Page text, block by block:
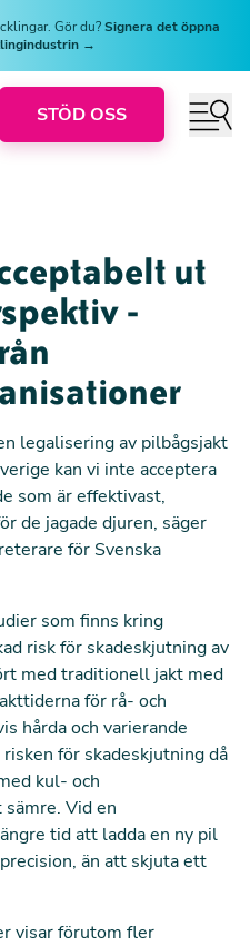
Gör du?Signera det öppna
→
STÖD OSS
ut
-
legalisering av pilbågsjakt
kan vi inte acceptera
som är effektivast,
de jagade djuren, säger
för Svenska
som finns kring
risk för skadeskjutning av
med traditionell jakt med
för rå- och
hårda och varierande
för skadeskjutning då
kul- och
Vid en
tid att ladda en ny pil
än att skjuta ett
visar förutom fler